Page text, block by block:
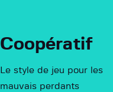
Coopératif
Le style de jeu pour les
mauvais perdants